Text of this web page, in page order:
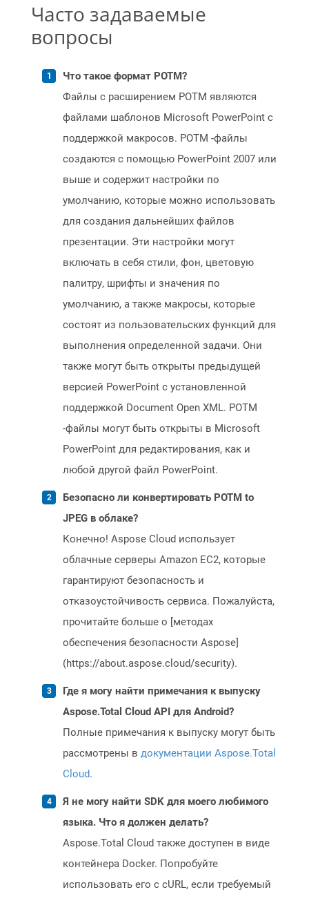
Часто задаваемые
вопросы
Что такое формат POTM?
Файлы с расширением POTM являются
файлами шаблонов Microsoft PowerPoint с
поддержкой макросов. POTM -файлы
создаются с помощью PowerPoint 2007 или
выше и содержит настройки по
умолчанию, которые можно использовать
для создания дальнейших файлов
презентации. Эти настройки могут
включать в себя стили, фон, цветовую
палитру, шрифты и значения по
умолчанию, а также макросы, которые
состоят из пользовательских функций для
выполнения определенной задачи. Они
также могут быть открыты предыдущей
версией PowerPoint с установленной
поддержкой Document Open XML. POTM
-файлы могут быть открыты в Microsoft
PowerPoint для редактирования, как и
любой другой файл PowerPoint.
Безопасно ли конвертировать POTM to
JPEG в облаке?
Конечно! Aspose Cloud использует
облачные серверы Amazon EC2, которые
гарантируют безопасность и
отказоустойчивость сервиса. Пожалуйста,
прочитайте больше о [методах
обеспечения безопасности Aspose]
(https://about.aspose.cloud/security).
Где я могу найти примечания к выпуску
Aspose.Total Cloud API для Android?
Полные примечания к выпуску могут быть
рассмотрены в документации Aspose.Total
Cloud.
Я не могу найти SDK для моего любимого
языка. Что я должен делать?
Aspose.Total Cloud также доступен в виде
контейнера Docker. Попробуйте
использовать его с cURL, если требуемый